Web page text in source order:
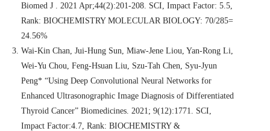
Biomed J . 2021 Apr;44(2):201-208. SCI, Impact Factor: 5.5,
Rank: BIOCHEMISTRY MOLECULAR BIOLOGY: 70/285=
24.56%
Wai-Kin Chan, Jui-Hung Sun, Miaw-Jene Liou, Yan-Rong Li,
Wei-Yu Chou, Feng-Hsuan Liu, Szu-Tah Chen, Syu-Jyun
Peng* “Using Deep Convolutional Neural Networks for
Enhanced Ultrasonographic Image Diagnosis of Differentiated
Thyroid Cancer” Biomedicines. 2021; 9(12):1771. SCI,
Impact Factor:4.7, Rank: BIOCHEMISTRY &